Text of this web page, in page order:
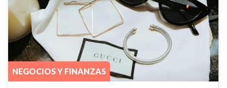
NEGOCIOS Y FINANZAS